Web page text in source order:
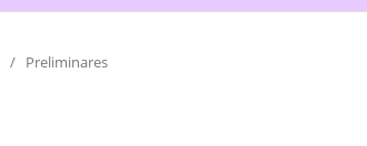
/ Preliminares